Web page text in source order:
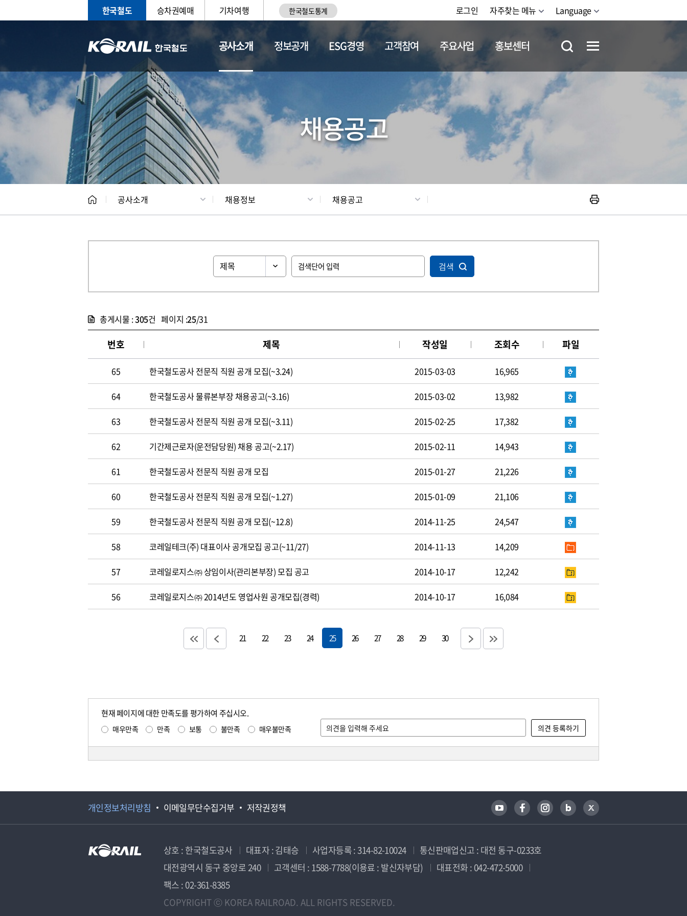
한국철도 승차권예매 기차여행 한국철도통계 로그인 자주찾는 메뉴 Language
공사소개
CEO 일반현황 채용정보
정보공개 ESG경영 고객참여 주요사업 홍보센터
채용공고
공사소개 채용정보 채용공고
검색
총게시물 :305건 페이지 :25/31
번호 제목 작성일 조회수 파일
65 한국철도공사 전문직 직원 공개 모집(~3.24) 2015-03-03 16,965
64 한국철도공사 물류본부장 채용공고(~3.16) 2015-03-02 13,982
63 한국철도공사 전문직 직원 공개 모집(~3.11) 2015-02-25 17,382
62 기간제근로자(운전담당원) 채용 공고(~2.17) 2015-02-11 14,943
61 한국철도공사 전문직 직원 공개 모집 2015-01-27 21,226
60 한국철도공사 전문직 직원 공개 모집(~1.27) 2015-01-09 21,106
59 한국철도공사 전문직 직원 공개 모집(~12.8) 2014-11-25 24,547
58 코레일테크(주) 대표이사 공개모집 공고(~11/27) 2014-11-13 14,209
57 코레일로지스㈜ 상임이사(관리본부장) 모집 공고 2014-10-17 12,242
56 코레일로지스㈜ 2014년도 영업사원 공개모집(경력) 2014-10-17 16,084
21 22 23 24 25 26 27 28 29 30
현재 페이지에 대한 만족도를 평가하여 주십시오.
매우만족 만족 보통 불만족 매우불만족
개인정보처리방침 이메일무단수집거부 저작권정책
상호 : 한국철도공사 대표자 : 김태승 사업자등록 : 314-82-10024
통신판매업신고 : 대전 동구-0233호
대전광역시 동구 중앙로 240
고객센터 : 1588-7788(이용료 : 발신자부담)
대표전화 : 042-472-5000
팩스 : 02-361-8385
COPYRIGHT ⓒ KOREA RAILROAD. ALL RIGHTS RESERVED.